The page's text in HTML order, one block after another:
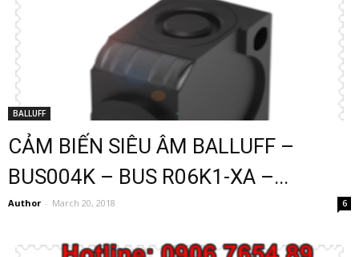
BALLUFF
CẢM BIẾN SIÊU ÂM BALLUFF –
BUS004K – BUS R06K1-XA –...
Author - March 20, 2018 6